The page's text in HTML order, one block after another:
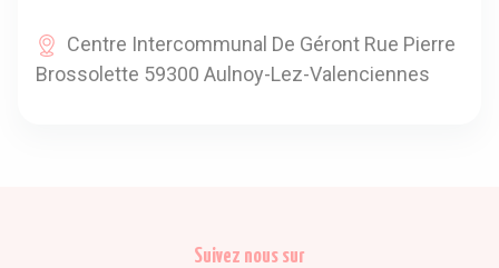
Centre Intercommunal De Géront Rue Pierre
Brossolette 59300 Aulnoy-Lez-Valenciennes
Suivez nous sur